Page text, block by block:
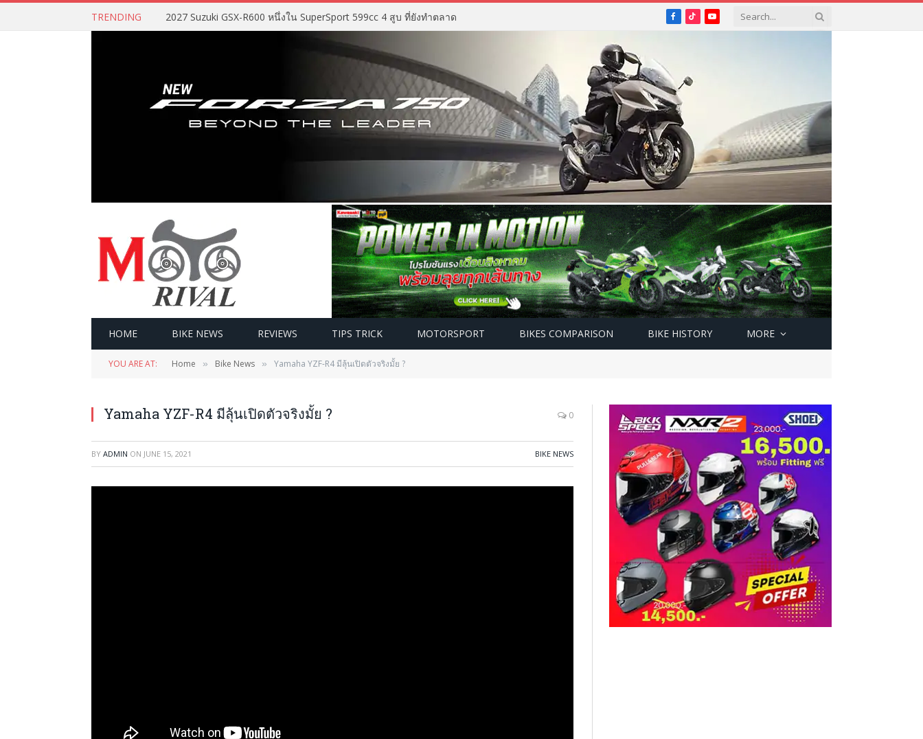
TRENDING 2027 Suzuki GSX-R600 หนึ่งใน SuperSport 599cc 4 สูบ ที่ยังทำตลาด Facebook
TikTokYouTube
HOME BIKE NEWS REVIEWS TIPS TRICK MOTORSPORT BIKES COMPARISON BIKE HISTORY MORE
YOU ARE AT: Home » Bike News » Yamaha YZF-R4 มีลุ้นเปิดตัวจริงมั้ย ?
Yamaha YZF-R4 มีลุ้นเปิดตัวจริงมั้ย ? 0
BY ADMIN ON JUNE 15, 2021 BIKE NEWS